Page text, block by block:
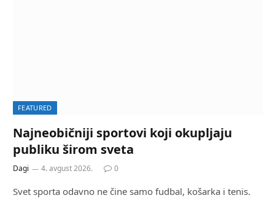
FEATURED
Najneobičniji sportovi koji okupljaju
publiku širom sveta
Dagi 4. avgust 2026. 0
Svet sporta odavno ne čine samo fudbal, košarka i tenis.